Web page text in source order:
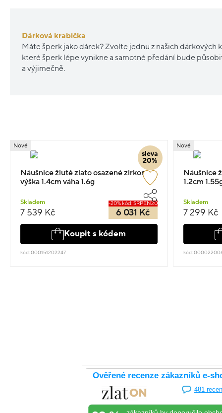
Dárková krabička
Máte šperk jako dárek? Zvolte jednu z našich dárkových
které šperk lépe vynikne a samotné předání bude
a výjimečně.
sleva
20%
Nové
Náušnice žluté zlato osazené zirkony
výška 1.4cm váha 1.6g
Skladem
7 539 Kč
-20% kód: SRPEN20
6 031 Kč
Koupit s kódem
kód: 000151202247
Nové
Náušnice
1.2cm
Skladem
7 299 Kč
kód: